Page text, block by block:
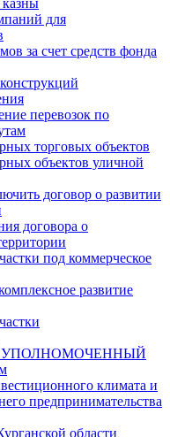
для
за счет средств фонда
перевозок по
торговых объектов
объектов уличной
договор о развитии
договора о
под коммерческое
развитие
климата и
предпринимательства
области